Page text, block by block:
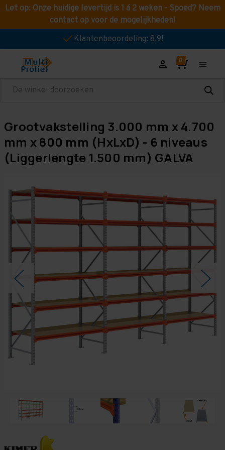
Let op: Onze huidige levertijd is 1 á 2 weken - Spoed? Neem
contact op voor de mogelijkheden!
Klantenbeoordeling: 8,9!
Zoeken
Grootvakstelling 3.000 mm x 4.700
mm x 800 mm (HxLxD) - 6 niveaus
(Liggerlengte 1.500 mm) GALVA